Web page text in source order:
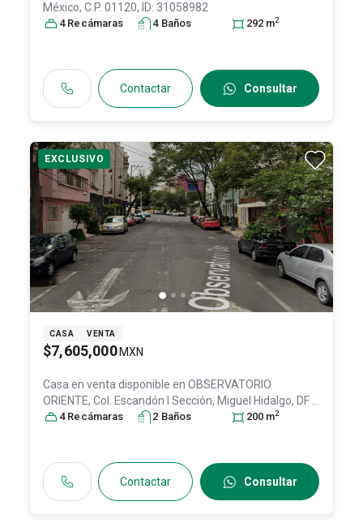
México, C.P. 01120, ID: 31058982
4 Recámaras 4 Baños 292 m2
Contactar Consultar
EXCLUSIVO
CASA VENTA
$7,605,000 MXN
Casa en venta disponible en OBSERVATORIO
ORIENTE, Col. Escandón I Sección, Miguel Hidalgo, DF /
CDMX, México, C.P. 11800, ID: 25504395
4 Recámaras 2 Baños 200 m2
Contactar Consultar